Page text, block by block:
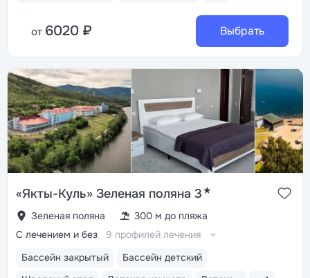
от 6020 ₽ Выбрать
«Якты-Куль» Зеленая поляна 3★
Зеленая поляна 300 м до пляжа
Бассейн закрытый
Бассейн детский
С лечением и без 9 профилей лечения